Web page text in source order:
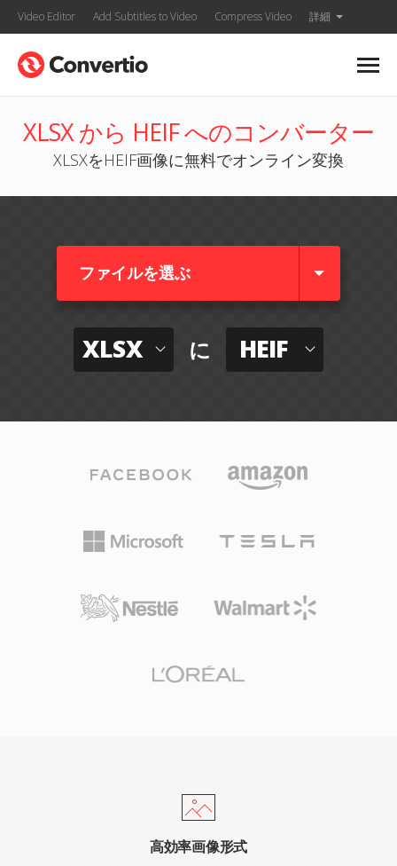
Video Editor Add Subtitles to Video Compress Video 詳細
XLSX から HEIF へのコンバーター
XLSXをHEIF画像に無料でオンライン変換
ファイルを選ぶ
XLSX に HEIF
高効率画像形式